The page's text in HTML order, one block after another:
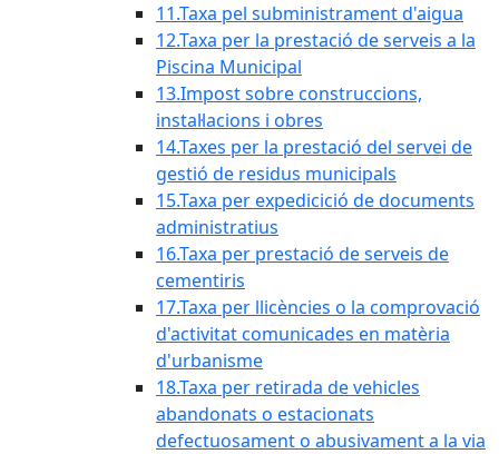
11.Taxa pel subministrament d'aigua
12.Taxa per la prestació de serveis a la
Piscina Municipal
13.Impost sobre construccions,
instal·lacions i obres
14.Taxes per la prestació del servei de
gestió de residus municipals
15.Taxa per expedicició de documents
administratius
16.Taxa per prestació de serveis de
cementiris
17.Taxa per llicències o la comprovació
d'activitat comunicades en matèria
d'urbanisme
18.Taxa per retirada de vehicles
abandonats o estacionats
defectuosament o abusivament a la via